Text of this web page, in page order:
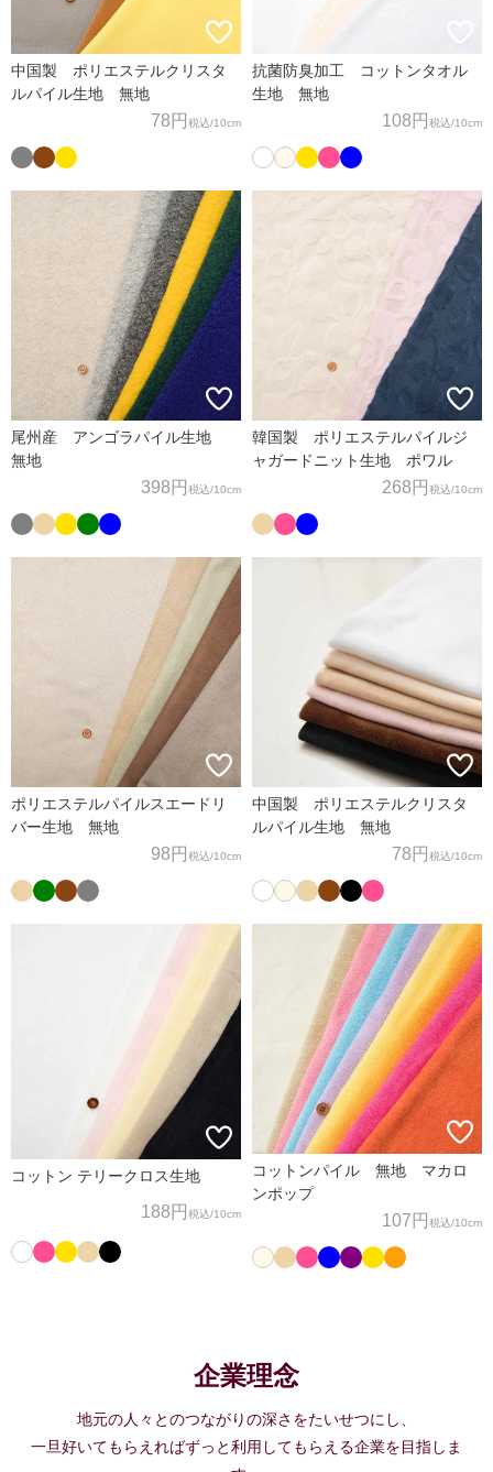
中国製 ポリエステルクリスタ
ルパイル生地 無地
78円 税込/10cm
抗菌防臭加工 コットンタオル
生地 無地
108円 税込/10cm
尾州産 アンゴラパイル生地
無地
398円 税込/10cm
韓国製 ポリエステルパイルジ
ャガードニット生地 ポワル
268円 税込/10cm
ポリエステルパイルスエードリ
バー生地 無地
98円 税込/10cm
中国製 ポリエステルクリスタ
ルパイル生地 無地
78円 税込/10cm
コットン テリークロス生地
188円 税込/10cm
コットンパイル 無地 マカロ
ンポップ
107円 税込/10cm
企業理念
地元の人々とのつながりの深さをたいせつにし、
一旦好いてもらえればずっと利用してもらえる企業を目指しま